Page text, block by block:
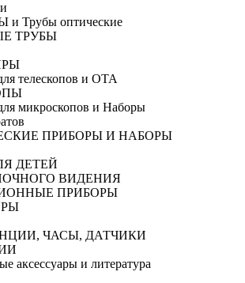
Трубы оптические
ТРУБЫ
телескопов и ОТА
микроскопов и Наборы
ПРИБОРЫ И НАБОРЫ
ДЕТЕЙ
ВИДЕНИЯ
ПРИБОРЫ
ЧАСЫ, ДАТЧИКИ
аксессуары и литература